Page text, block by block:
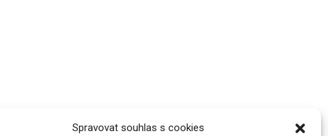
Spravovat souhlas s cookies